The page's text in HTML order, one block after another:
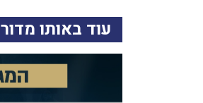
עוד באותו מדור